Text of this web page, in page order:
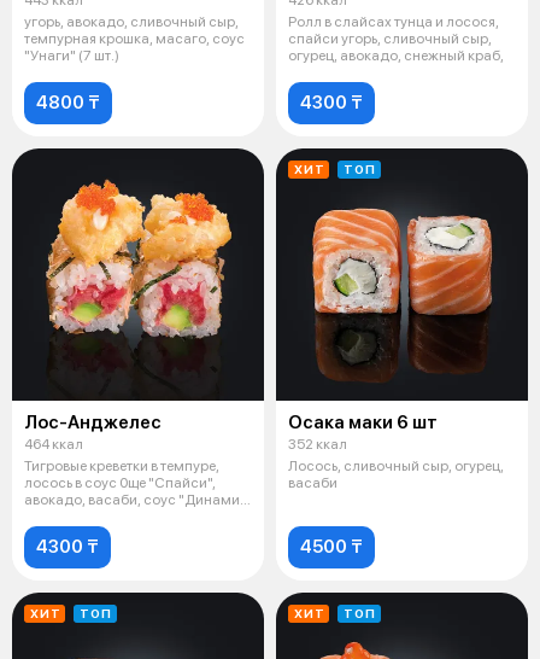
угорь, авокадо, сливочный сыр,
темпурная крошка, масаго, соус
"Унаги" (7 шт.)
4800 ₸
Ролл в слайсах тунца и лосося,
спайси угорь, сливочный сыр,
огурец, авокадо, снежный краб,
4300 ₸
Лос-Анджелес
464 ккал
Тигровые креветки в темпуре,
лосось в соус 0ще "Спайси",
авокадо, васаби, соус "Динамит"
4300 ₸
ХИТ ТОП
Осака маки 6 шт
352 ккал
Лосось, сливочный сыр, огурец,
васаби
4500 ₸
ХИТ ТОП ХИТ ТОП